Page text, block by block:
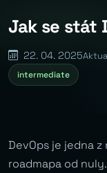
Jak se stát
22. 04. 2025
intermediate
DevOps je jedna
roadmapa od nuly.